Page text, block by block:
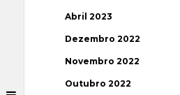
Abril 2023
Dezembro 2022
Novembro 2022
Outubro 2022